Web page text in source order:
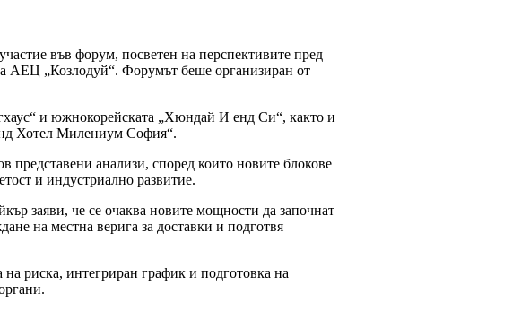
във форум, посветен на перспективите пред
АЕЦ „Козлодуй“. Форумът беше организиран от
и южнокорейската „Хюндай И енд Си“, както и
Хотел Милениум София“.
анализи, според които новите блокове
и индустриално развитие.
заяви, че се очаква новите мощности да започнат
на местна верига за доставки и подготвя
риска, интегриран график и подготовка на